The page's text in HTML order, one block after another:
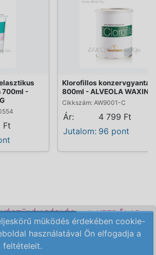
700ml -
Ft
Klorofillos konzervgyanta
800ml - ALVEOLA WAXING
Cikkszám: AW9001-C
Ár:
4 799 Ft
Jutalom: 96 pont
BÉRLÉS
KEZDŐLAP
RENDELÉSI FELTÉTELEK
2026 All Rights Reserved.
müködés érdekében cookie-
használatával Ön elfogadja a
feltételeit.